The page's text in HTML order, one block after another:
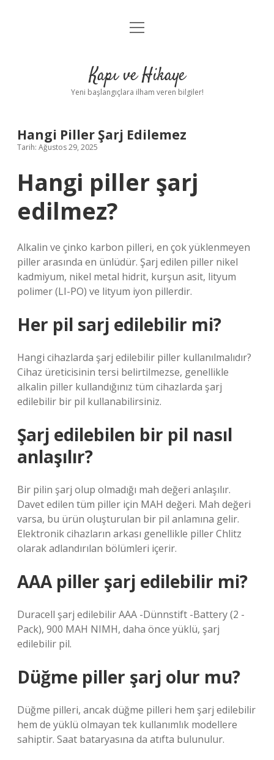
Anasayfa
Yasal Uyarı
menüyü
Kapı ve Hikaye
Yeni başlangıçlara ilham veren bilgiler!
Hangi Piller Şarj Edilemez
Tarih: Ağustos 29, 2025
Hangi piller şarj
edilmez?
Alkalin ve çinko karbon pilleri, en çok yüklenmeyen
piller arasında en ünlüdür. Şarj edilen piller nikel
kadmiyum, nikel metal hidrit, kurşun asit, lityum
polimer (LI-PO) ve lityum iyon pillerdir.
Her pil sarj edilebilir mi?
Hangi cihazlarda şarj edilebilir piller kullanılmalıdır?
Cihaz üreticisinin tersi belirtilmezse, genellikle
alkalin piller kullandığınız tüm cihazlarda şarj
edilebilir bir pil kullanabilirsiniz.
Şarj edilebilen bir pil nasıl
anlaşılır?
Bir pilin şarj olup olmadığı mah değeri anlaşılır.
Davet edilen tüm piller için MAH değeri. Mah değeri
varsa, bu ürün oluşturulan bir pil anlamına gelir.
Elektronik cihazların arkası genellikle piller Chlitz
olarak adlandırılan bölümleri içerir.
AAA piller şarj edilebilir mi?
Duracell şarj edilebilir AAA -Dünnstift -Battery (2 -
Pack), 900 MAH NIMH, daha önce yüklü, şarj
edilebilir pil.
Düğme piller şarj olur mu?
Düğme pilleri, ancak düğme pilleri hem şarj edilebilir
hem de yüklü olmayan tek kullanımlık modellere
sahiptir. Saat bataryasına da atıfta bulunulur.